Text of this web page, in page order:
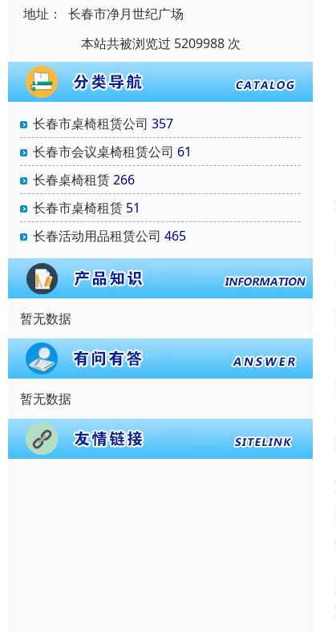
地址：
长春市净月世纪广场
本站共被浏览过 5209988 次
长春市桌椅租赁公司 357
长春市会议桌椅租赁公司 61
长春桌椅租赁266
长春市桌椅租赁 51
长春活动用品租赁公司 465
暂无数据
暂无数据